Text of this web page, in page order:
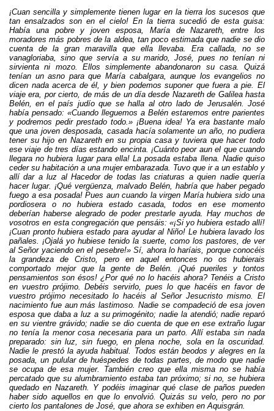
¡Cuan sencilla y simplemente tienen lugar en la tierra los sucesos que
tan ensalzados son en el cielo! En la tierra sucedió de esta guisa:
Había una pobre y joven esposa, María de Nazareth, entre los
moradores más pobres de la aldea, tan poco estimada que nadie se dio
cuenta de la gran maravilla que ella llevaba. Era callada, no se
vanagloriaba, sino que servía a su marido, José, pues no tenían ni
sirvienta ni mozo. Ellos simplemente abandonaron su casa. Quizá
tenían un asno para que María cabalgara, aunque los evangelios no
dicen nada acerca de él, y bien podemos suponer que fuera a pie. El
viaje era, por cierto, de más de un día desde Nazareth de Galilea hasta
Belén, en el país judío que se halla al otro lado de Jerusalén. José
había pensado: «Cuando lleguemos a Belén estaremos entre parientes
y podremos pedir prestado todo.» ¡Buena idea! Ya era bastante malo
que una joven desposada, casada hacía solamente un año, no pudiera
tener su hijo en Nazareth en su propia casa y tuviera que hacer todo
ese viaje de tres días estando encinta. ¡Cuánto peor aun el que cuando
llegara no hubiera lugar para ella! La posada estaba llena. Nadie quiso
ceder su habitación a una mujer embarazada. Tuvo que ir a un establo y
allí dar a luz al Hacedor de todas las criaturas a quien nadie quería
hacer lugar. ¡Qué vergüenza, malvado Belén, habría que haber pegado
fuego a esa posada! Pues aun cuando la virgen María hubiera sido una
pordiosera o no hubiera estado casada, todos en ese momento
deberían haberse alegrado de poder prestarle ayuda. Hay muchos de
vosotros en esta congregación que pensáis: «¡Si yo hubiera estado allí!
¡Cuan pronto hubiera estado para ayudar al Niño! Le hubiera lavado los
pañales. ¡Ojalá yo hubiese tenido la suerte, como los pastores, de ver
al Señor yaciendo en el pesebre!» Sí, ahora lo haríais, porque conocéis
la grandeza de Cristo, pero en aquel entonces no os hubierais
comportado mejor que la gente de Belén. ¡Qué pueriles y tontos
pensamientos son ésos! ¿Por qué no lo hacéis ahora? Tenéis a Cristo
en vuestro prójimo. Debéis servirlo, pues lo que hacéis en favor de
vuestro prójimo necesitado lo hacéis al Señor Jesucristo mismo. El
nacimiento fue aun más lastimoso. Nadie se compadeció de esa joven
esposa que daba a luz a su primogénito; nadie la atendió; nadie reparó
en su vientre grávido; nadie se dio cuenta de que en ese extraño lugar
no tenía la menor cosa necesaria para un parto. Allí estaba sin nada
preparado: sin luz, sin fuego, en plena noche, sola en la oscuridad.
Nadie le prestó la ayuda habitual. Todos están beodos y alegres en la
posada, un pulular de huéspedes de todas partes, de modo que nadie
se ocupa de esa mujer. También creo que ella misma no se había
percatado que su alumbramiento estaba tan próximo; si no, se hubiera
quedado en Nazareth. Y podéis imaginar qué clase de paños pueden
haber sido aquellos en que lo envolvió. Quizás su velo, pero no por
cierto los pantalones de José, que ahora se exhiben en Aquisgrán.